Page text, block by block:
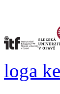
loga